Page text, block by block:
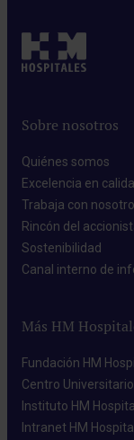
Sobre nosotros
Quiénes somos​
Excelencia en
Trabaja con
Rincón del
Sostenibilidad​
Canal interno de
Más HM
Fundación HM
Centro Universitario
Instituto HM
Intranet HM